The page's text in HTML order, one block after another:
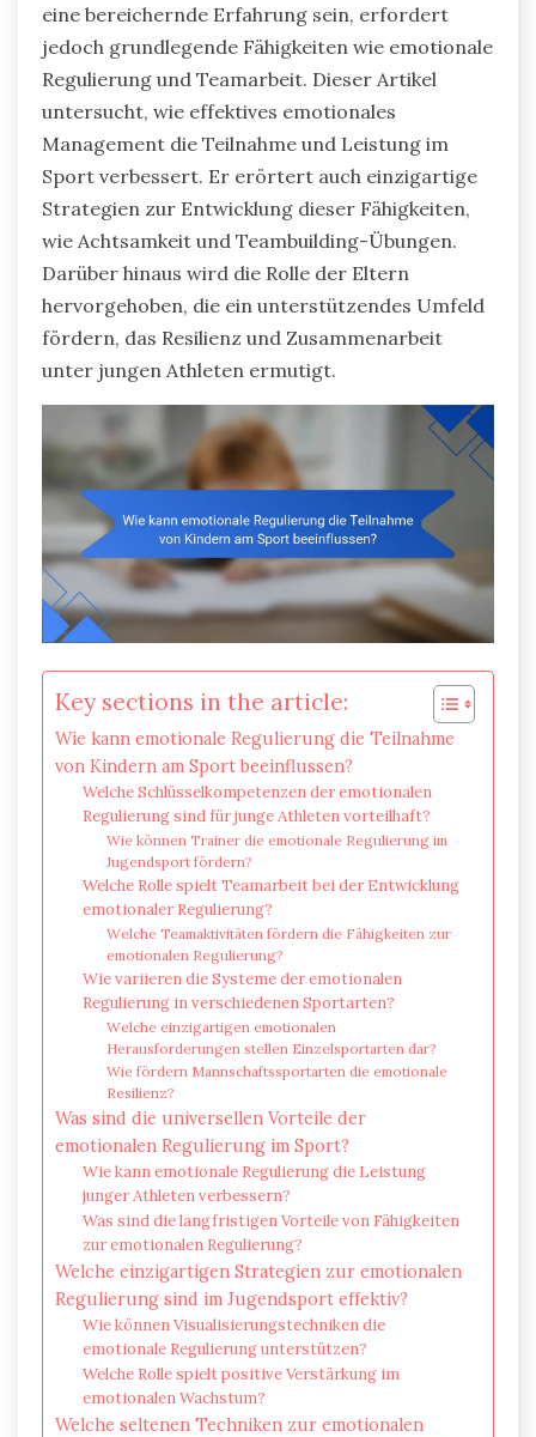
eine bereichernde Erfahrung sein, erfordert
jedoch grundlegende Fähigkeiten wie emotionale
Regulierung und Teamarbeit. Dieser Artikel
untersucht, wie effektives emotionales
Management die Teilnahme und Leistung im
Sport verbessert. Er erörtert auch einzigartige
Strategien zur Entwicklung dieser Fähigkeiten,
wie Achtsamkeit und Teambuilding-Übungen.
Darüber hinaus wird die Rolle der Eltern
hervorgehoben, die ein unterstützendes Umfeld
fördern, das Resilienz und Zusammenarbeit
unter jungen Athleten ermutigt.
Key sections in the article:
Wie kann emotionale Regulierung die Teilnahme
von Kindern am Sport beeinflussen?
Welche Schlüsselkompetenzen der emotionalen
Regulierung sind für junge Athleten vorteilhaft?
Wie können Trainer die emotionale Regulierung im
Jugendsport fördern?
Welche Rolle spielt Teamarbeit bei der Entwicklung
emotionaler Regulierung?
Welche Teamaktivitäten fördern die Fähigkeiten zur
emotionalen Regulierung?
Wie variieren die Systeme der emotionalen
Regulierung in verschiedenen Sportarten?
Welche einzigartigen emotionalen
Herausforderungen stellen Einzelsportarten dar?
Wie fördern Mannschaftssportarten die emotionale
Resilienz?
Was sind die universellen Vorteile der
emotionalen Regulierung im Sport?
Wie kann emotionale Regulierung die Leistung
junger Athleten verbessern?
Was sind die langfristigen Vorteile von Fähigkeiten
zur emotionalen Regulierung?
Welche einzigartigen Strategien zur emotionalen
Regulierung sind im Jugendsport effektiv?
Wie können Visualisierungstechniken die
emotionale Regulierung unterstützen?
Welche Rolle spielt positive Verstärkung im
emotionalen Wachstum?
Welche seltenen Techniken zur emotionalen